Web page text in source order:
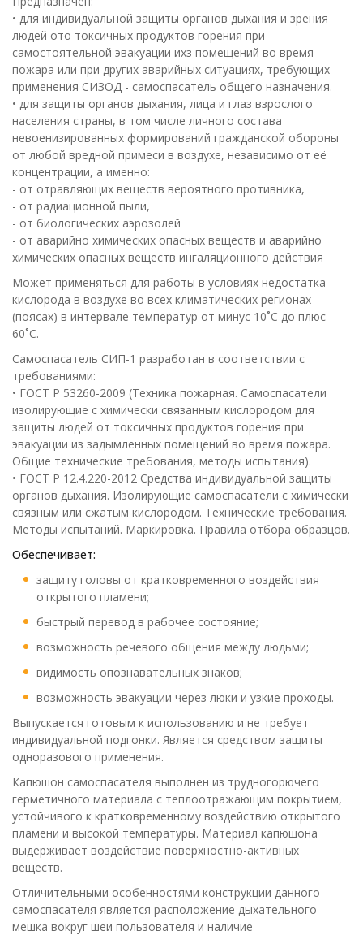
• для индивидуальной защиты органов дыхания и зрения
людей ото токсичных продуктов горения при
самостоятельной эвакуации ихз помещений во время
пожара или при других аварийных ситуациях, требующих
применения СИЗОД - самоспасатель общего назначения.
• для защиты органов дыхания, лица и глаз взрослого
населения страны, в том числе личного состава
невоенизированных формирований гражданской обороны
от любой вредной примеси в воздухе, независимо от её
концентрации, а именно:
- от отравляющих веществ вероятного противника,
- от радиационной пыли,
- от биологических аэрозолей
- от аварийно химических опасных веществ и аварийно
химических опасных веществ ингаляционного действия
Может применяться для работы в условиях недостатка
кислорода в воздухе во всех климатических регионах
(поясах) в интервале температур от минус 10˚С до плюс
60˚С.
Самоспасатель СИП-1 разработан в соответствии с
требованиями:
• ГОСТ Р 53260-2009 (Техника пожарная. Самоспасатели
изолирующие с химически связанным кислородом для
защиты людей от токсичных продуктов горения при
эвакуации из задымленных помещений во время пожара.
Общие технические требования, методы испытания).
• ГОСТ Р 12.4.220-2012 Средства индивидуальной защиты
органов дыхания. Изолирующие самоспасатели с химически
связным или сжатым кислородом. Технические требования.
Методы испытаний. Маркировка. Правила отбора образцов.
Обеспечивает:
защиту головы от кратковременного воздействия
открытого пламени;
быстрый перевод в рабочее состояние;
возможность речевого общения между людьми;
видимость опознавательных знаков;
возможность эвакуации через люки и узкие проходы.
Выпускается готовым к использованию и не требует
индивидуальной подгонки. Является средством защиты
одноразового применения.
Капюшон самоспасателя выполнен из трудногорючего
герметичного материала с теплоотражающим покрытием,
устойчивого к кратковременному воздействию открытого
пламени и высокой температуры. Материал капюшона
выдерживает воздействие поверхностно-активных
веществ.
Отличительными особенностями конструкции данного
самоспасателя является расположение дыхательного
мешка вокруг шеи пользователя и наличие